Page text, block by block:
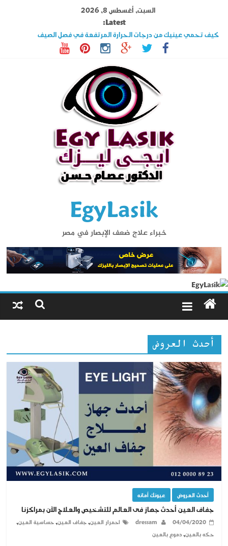
content
السبت, أغسطس 8, 2026
Latest:
كيف تحمي عينيك من درجات الحرارة المرتفعة في فصل الصيف
تصوير القرنية أهم فحوصات عملية الليزك .. اكتشف المزيد عنه
قصر النظر وطول النظر الفرق بينهما وهل الليزك علاج فعال ؟
السوبراكور تقنية تخلصك من نظارة القراءة فى دقائق تعرف على شروطها
حول العين فى الأطفال والكبار الأسباب وأحدث طرق العلاج
EgyLasik
خبراء علاج ضعف الإبصار في مصر
أحدث العروض
أحدث العروض عيونك أمانه
جفاف العين أحدث جهاز فى العالم للتشخيص والعلاج الآن بمراكزنا
04/04/2020
dressam احمرار العين,جفاف العين,حساسية العين,
حكه بالعين,دموع بالعين